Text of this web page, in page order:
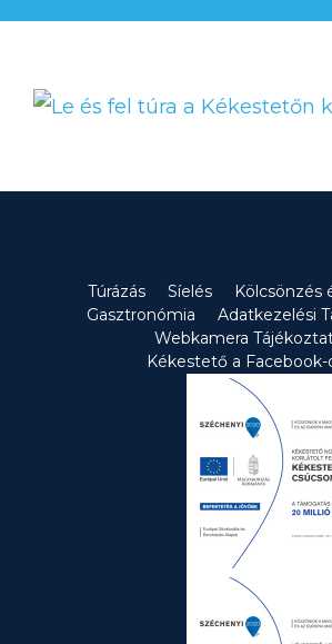
Túrázás Síelés
Kölcsönzés
Gasztronómia
Adatkezelési
Webkamera
Kékestető a Facebook-